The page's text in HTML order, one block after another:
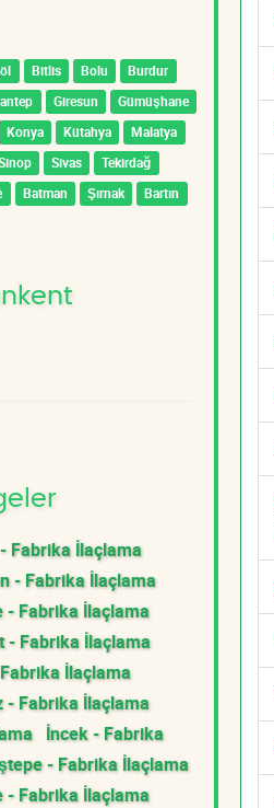
Bitlis Bolu
Burdur
Giresun
Gümüşhane
Konya Kütahya
Malatya
Sivas
Tekirdağ
Batman Şırnak
Bartın
Fabrika İlaçlama
- Fabrika İlaçlama
- Fabrika İlaçlama
- Fabrika İlaçlama
Fabrika İlaçlama
- Fabrika İlaçlama
İncek - Fabrika
- Fabrika İlaçlama
- Fabrika İlaçlama